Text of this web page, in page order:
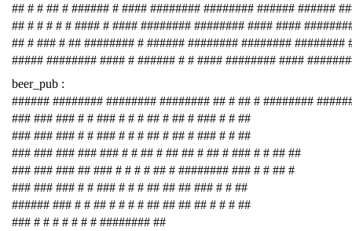
## # # ## # ###### # #### ######## ######## ###### ######
## # # # # # #### # #### ######## ######## #### ####
## # ### # ## ######## # ###### ######## ######## ########
##### ######## #### # ###### # # #### ######## ####
beer_pub :
###### ######## ######## ######## ## # ## # ########
### ### ### # # ### # # # ## # ## # ### # # ##
### ### ### # # ### # # # ## # ## # ### # # ##
### ### ### ### ### # # ## # ## ## # ## # ### # # ## ##
### ### ### ## ### # # # # ## # ######## ### # # ## #
### ### ### # # ### # # # ## ## ## ### # # ##
###### ### # # ## # # # # ## ## ## ## # # # ##
### # # # # # # # ######## ##